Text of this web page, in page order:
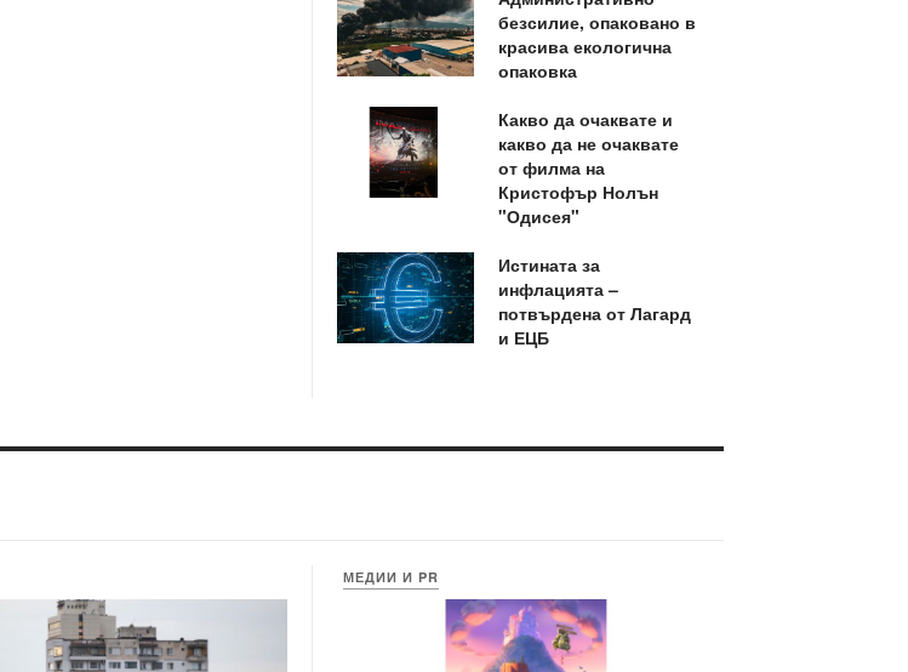
безсилие, опаковано в
красива екологична
опаковка
Какво да очаквате и
какво да не очаквате
от филма на
Кристофър Нолън
"Одисея"
Истината за
инфлацията –
потвърдена от Лагард
и ЕЦБ
МЕДИИ И PR